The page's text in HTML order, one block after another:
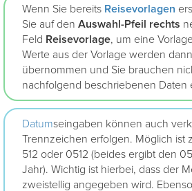
Wenn Sie bereits Reisevorlagen
Sie auf den Auswahl-Pfeil rechts
Feld Reisevorlage, um eine
Werte aus der Vorlage werden
übernommen und Sie brauchen
nachfolgend beschriebenen Daten
Datumseingaben können auch
Trennzeichen erfolgen. Möglich ist
512 oder 0512 (beides ergibt den
Jahr). Wichtig ist hierbei, dass der
zweistellig angegeben wird.